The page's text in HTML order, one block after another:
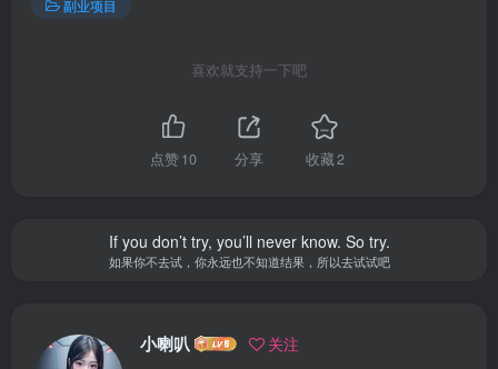
副业项目
喜欢就支持一下吧
点赞10 分享 收藏2
If you don’t try, you’ll never know. So try.
如果你不去试，你永远也不知道结果，所以去试试吧
小喇叭 关注